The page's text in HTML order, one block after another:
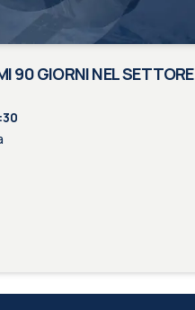
90 GIORNI NEL SETTORE